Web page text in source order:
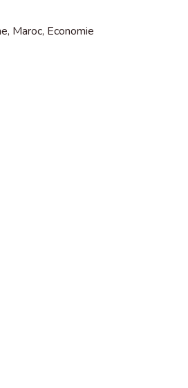
, Maroc, Economie